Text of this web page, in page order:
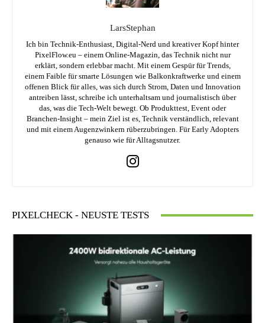
LarsStephan
Ich bin Technik-Enthusiast, Digital-Nerd und kreativer Kopf hinter
PixelFlow.eu – einem Online-Magazin, das Technik nicht nur
erklärt, sondern erlebbar macht. Mit einem Gespür für Trends,
einem Faible für smarte Lösungen wie Balkonkraftwerke und einem
offenen Blick für alles, was sich durch Strom, Daten und Innovation
antreiben lässt, schreibe ich unterhaltsam und journalistisch über
das, was die Tech-Welt bewegt. Ob Produkttest, Event oder
Branchen-Insight – mein Ziel ist es, Technik verständlich, relevant
und mit einem Augenzwinkern rüberzubringen. Für Early Adopters
genauso wie für Alltagsnutzer.
PIXELCHECK - NEUSTE TESTS